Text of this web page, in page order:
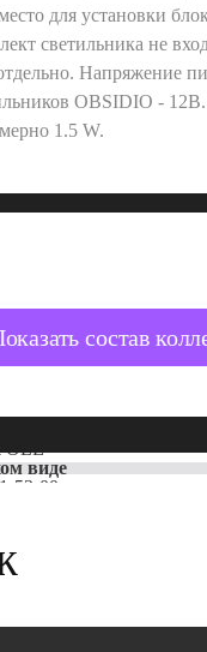
для установки
светильника не
Напряжение
OBSIDIO -
1.5 W.
состав
виде
53-00